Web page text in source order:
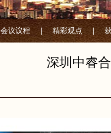
会议议程 ｜ 精彩观点 ｜
深圳中睿